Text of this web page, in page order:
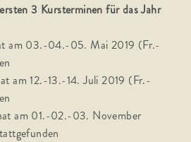
3 Kursterminen für das Jahr
am 03.-04.-05. Mai 2019 (Fr.-
am 12.-13.-14. Juli 2019 (Fr.-
am 01.-02.-03. November